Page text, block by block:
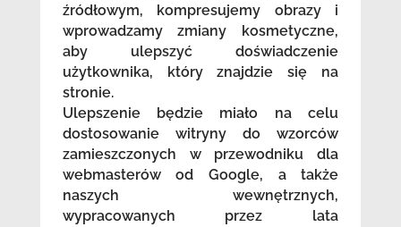
źródłowym, kompresujemy obrazy i
wprowadzamy zmiany kosmetyczne,
aby ulepszyć doświadczenie
użytkownika, który znajdzie się na
stronie.
Ulepszenie będzie miało na celu
dostosowanie witryny do wzorców
zamieszczonych w przewodniku dla
webmasterów od Google, a także
naszych wewnętrznych,
wypracowanych przez lata